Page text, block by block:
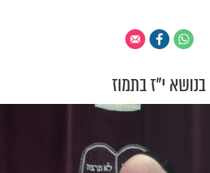
כאילו היתה כל ארצם לנגדם
אל הנציב קומנוס,
חייל מחוצף. ואכן כדי
להעלות את החייל על